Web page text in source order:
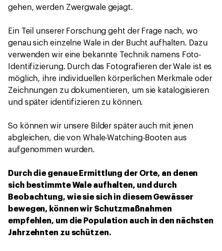
gehen, werden Zwergwale gejagt.
Ein Teil unserer Forschung geht der Frage nach, wo
genau sich einzelne Wale in der Bucht aufhalten. Dazu
verwenden wir eine bekannte Technik namens Foto-
Identifizierung. Durch das Fotografieren der Wale ist es
möglich, ihre individuellen körperlichen Merkmale oder
Zeichnungen zu dokumentieren, um sie katalogisieren
und später identifizieren zu können.
So können wir unsere Bilder später auch mit jenen
abgleichen, die von Whale-Watching-Booten aus
aufgenommen wurden.
Durch die genaue Ermittlung der Orte, an denen
sich bestimmte Wale aufhalten, und durch
Beobachtung, wie sie sich in diesem Gewässer
bewegen, können wir Schutzmaßnahmen
empfehlen, um die Population auch in den nächsten
Jahrzehnten zu schützen.